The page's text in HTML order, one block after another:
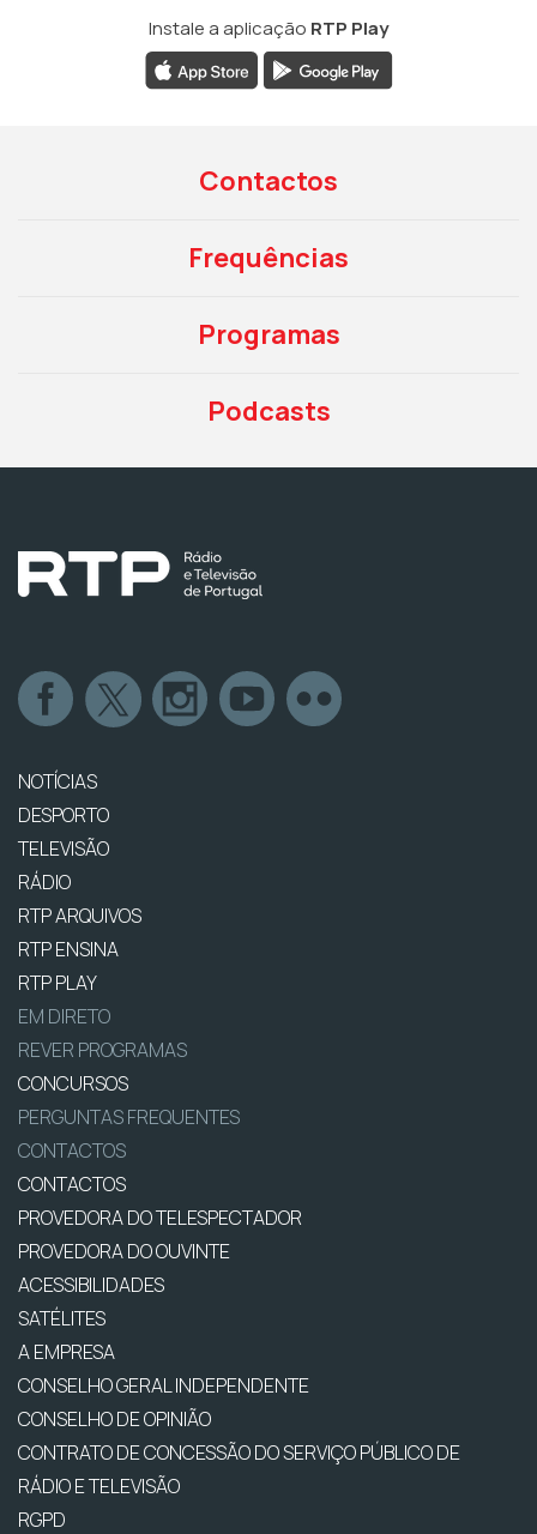
Instale a aplicação RTP Play
Contactos
Frequências
Programas
Podcasts
NOTÍCIAS
DESPORTO
TELEVISÃO
RÁDIO
RTP ARQUIVOS
RTP ENSINA
RTP PLAY
EM DIRETO
REVER PROGRAMAS
CONCURSOS
PERGUNTAS FREQUENTES
CONTACTOS
CONTACTOS
PROVEDORA DO TELESPECTADOR
PROVEDORA DO OUVINTE
ACESSIBILIDADES
SATÉLITES
A EMPRESA
CONSELHO GERAL INDEPENDENTE
CONSELHO DE OPINIÃO
CONTRATO DE CONCESSÃO DO SERVIÇO PÚBLICO DE
RÁDIO E TELEVISÃO
RGPD